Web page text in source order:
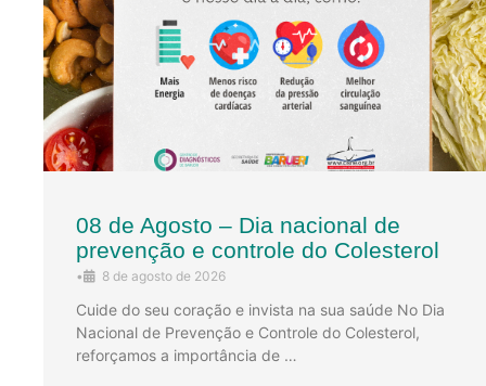
08 de Agosto – Dia nacional de
prevenção e controle do Colesterol
• 8 de agosto de 2026
Cuide do seu coração e invista na sua saúde No Dia
Nacional de Prevenção e Controle do Colesterol,
reforçamos a importância de …